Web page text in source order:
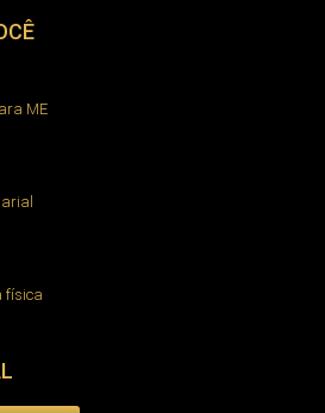
ME
física